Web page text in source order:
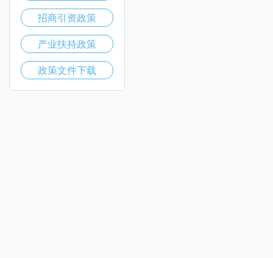
招商引资政策
产业扶持政策
政策文件下载